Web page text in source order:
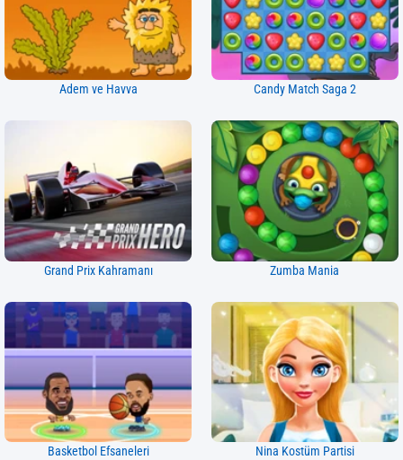
Adem ve Havva Candy Match Saga 2
Grand Prix Kahramanı Zumba Mania
Basketbol Efsaneleri Nina Kostüm Partisi